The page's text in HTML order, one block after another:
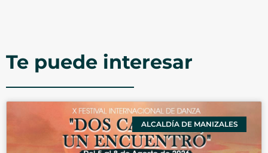
Te puede interesar
ALCALDÍA DE MANIZALES